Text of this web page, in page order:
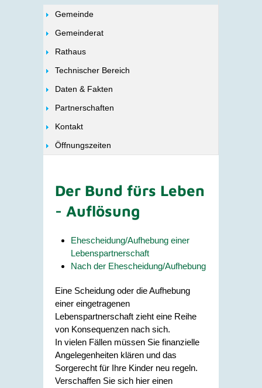
Gemeinde
Gemeinderat
Rathaus
Technischer Bereich
Daten & Fakten
Partnerschaften
Kontakt
Öffnungszeiten
Der Bund fürs Leben
- Auflösung
Ehescheidung/Aufhebung einer
Lebenspartnerschaft
Nach der Ehescheidung/Aufhebung
Eine Scheidung oder die Aufhebung
einer eingetragenen
Lebenspartnerschaft zieht eine Reihe
von Konsequenzen nach sich.
In vielen Fällen müssen Sie finanzielle
Angelegenheiten klären und das
Sorgerecht für Ihre Kinder neu regeln.
Verschaffen Sie sich hier einen